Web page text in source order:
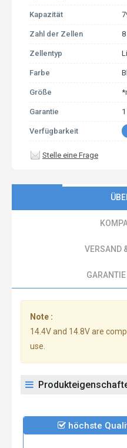
Kapazität
Zahl der Zellen
Zellentyp
Farbe
Größe
Garantie
Verfügbarkeit
Stelle eine Frage
VERSAND
Note :
14.4V and 14.8V are
use.
höchste